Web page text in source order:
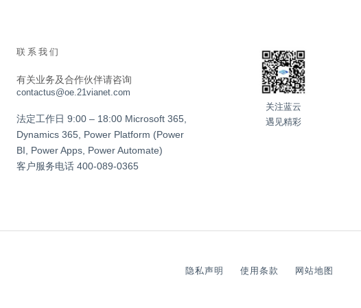
联系我们
有关业务及合作伙伴请咨询
contactus@oe.21vianet.com
法定工作日 9:00 – 18:00 Microsoft 365,
Dynamics 365, Power Platform (Power
BI, Power Apps, Power Automate)
客户服务电话 400-089-0365
关注蓝云
遇见精彩
隐私声明 使用条款 网站地图